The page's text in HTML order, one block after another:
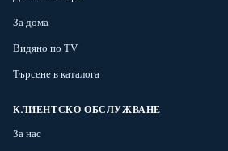
За дома
Видяно по TV
Търсене в каталога
КЛИЕНТСКО ОБСЛУЖВАНЕ
За нас